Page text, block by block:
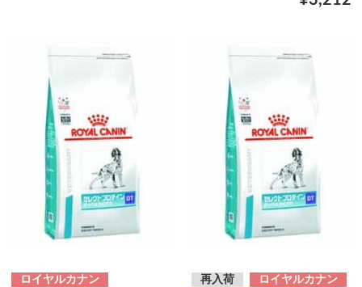
ロイヤルカナン
再入荷
ロイヤルカナン